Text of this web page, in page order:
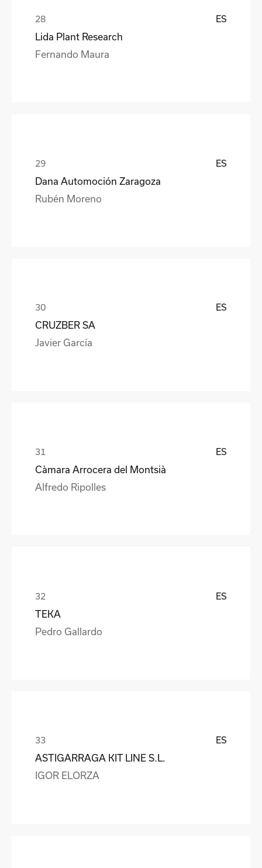
ES
Lida Plant Research
Fernando Maura
ES
Dana Automoción Zaragoza
Rubén Moreno
ES
CRUZBER SA
Javier García
ES
Càmara Arrocera del Montsià
Alfredo Ripolles
ES
TEKA
Pedro Gallardo
ES
ASTIGARRAGA KIT LINE S.L.
IGOR ELORZA